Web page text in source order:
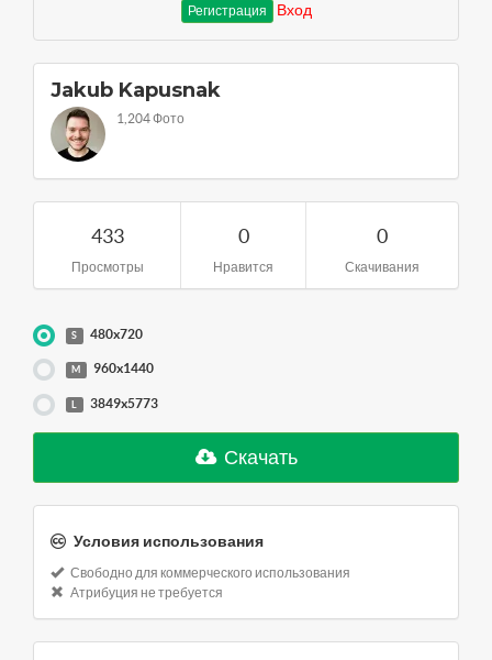
Регистрация Вход
Jakub Kapusnak
1,204 Фото
433
Просмотры
0
Нравится
0
Скачивания
S 480x720
M 960x1440
3849x5773
Скачать
Условия использования
Свободно для коммерческого использования
Атрибуция не требуется